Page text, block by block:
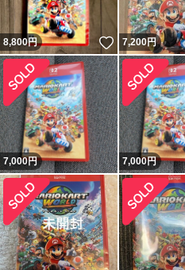
8,800円 いいね！
7,200円
7,000円 7,000円